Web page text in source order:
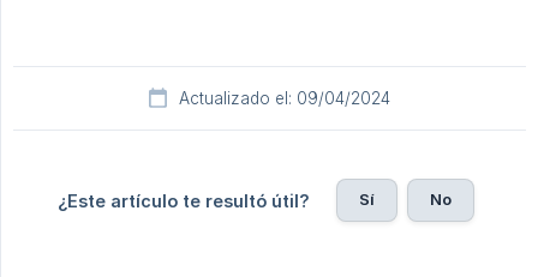
Actualizado el: 09/04/2024
¿Este artículo te resultó útil? Sí No